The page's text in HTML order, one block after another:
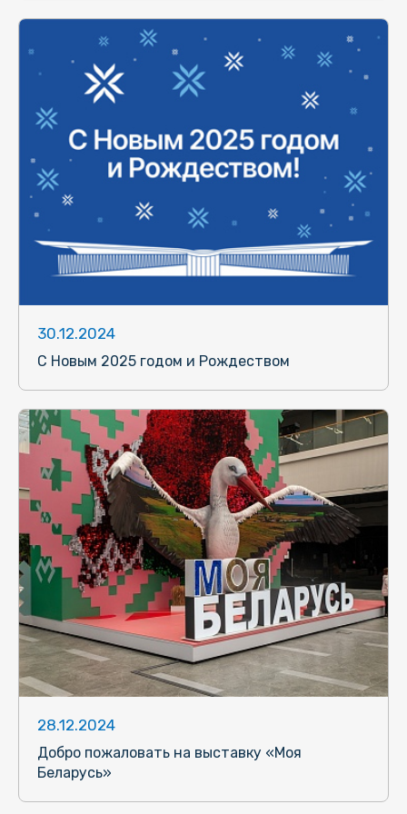
30.12.2024
С Новым 2025 годом и Рождеством
28.12.2024
Добро пожаловать на выставку «Моя
Беларусь»